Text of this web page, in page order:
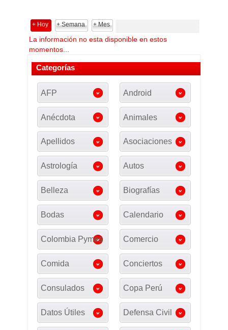
+ Hoy + Semana + Mes
La información no esta disponible en estos
momentos...
Categorías
AFP Android
Anécdota Animales
Apellidos Asociaciones
Astrología Autos
Belleza Biografías
Bodas Calendario
Colombia Pymes Comercio
Comida Conciertos
Consulados Copa Perú
Datos Útiles Defensa Civil